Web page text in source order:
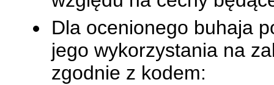
Dla ocenionego buhaja
jego wykorzystania na
zgodnie z kodem: